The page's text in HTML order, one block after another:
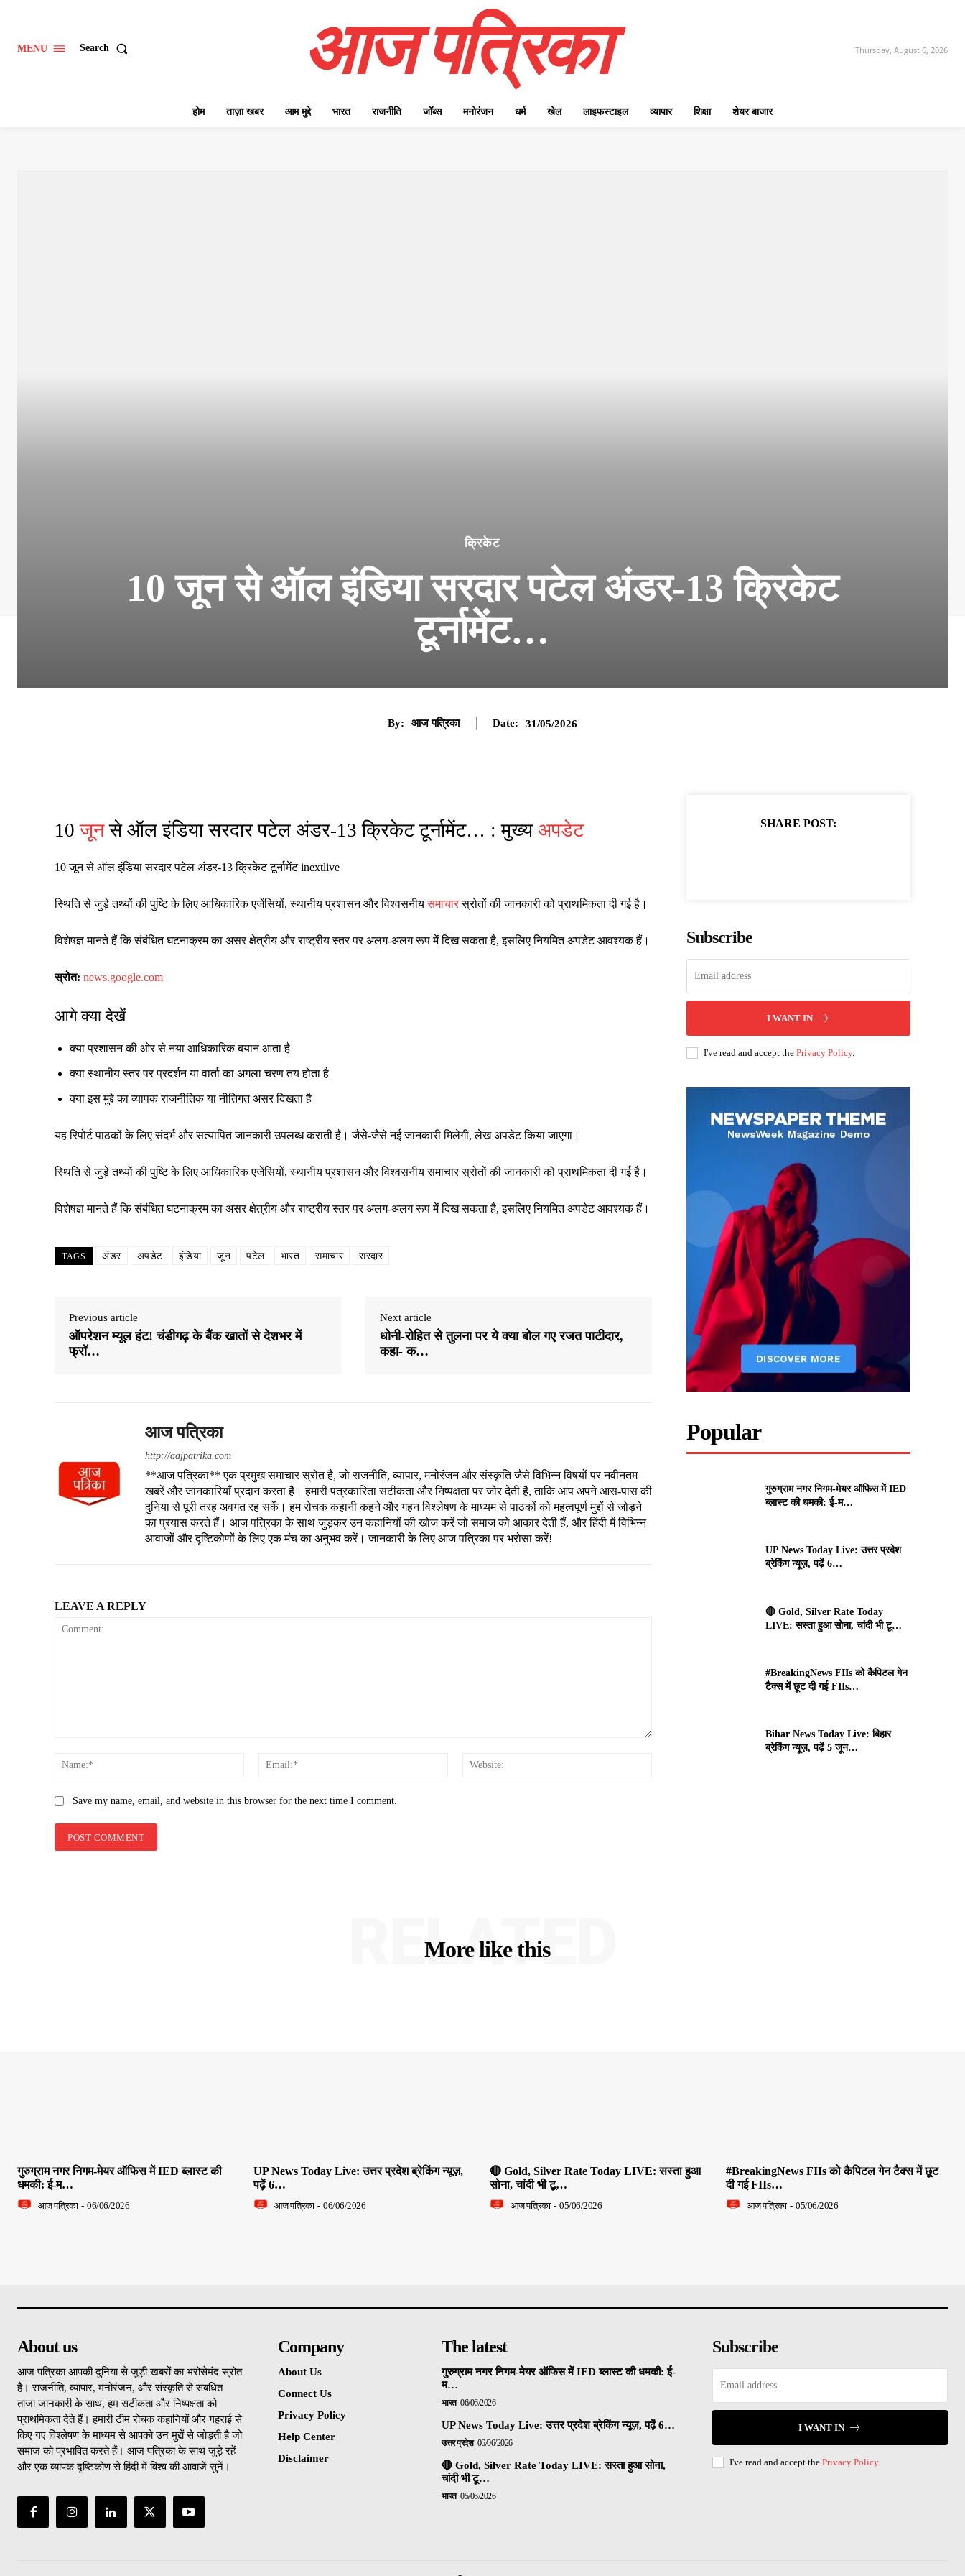
MENU Search आज पत्रिका Thursday, August 6, 2026
होम ताज़ा खबर आम मुद्दे भारत राजनीति जॉब्स मनोरंजन धर्म खेल लाइफस्टाइल व्यापार शिक्षा शेयर बाजार
क्रिकेट
10 जून से ऑल इंडिया सरदार पटेल अंडर-13 क्रिकेट
टूर्नामेंट…
By: आज पत्रिका Date: 31/05/2026
10जूनसे ऑल इंडिया सरदार पटेल अंडर-13 क्रिकेट टूर्नामेंट… : मुख्य अपडेट
10 जून से ऑल इंडिया सरदार पटेल अंडर-13 क्रिकेट टूर्नामेंट inextlive
स्थिति से जुड़े तथ्यों की पुष्टि के लिए आधिकारिक एजेंसियों, स्थानीय प्रशासन और विश्वसनीयसमाचारस्रोतों की जानकारी को प्राथमिकता दी गई है।
विशेषज्ञ मानते हैं कि संबंधित घटनाक्रम का असर क्षेत्रीय और राष्ट्रीय स्तर पर अलग-अलग रूप में दिख सकता है, इसलिए नियमित अपडेट आवश्यक हैं।
स्रोत: news.google.com
आगे क्या देखें
क्या प्रशासन की ओर से नया आधिकारिक बयान आता है
क्या स्थानीय स्तर पर प्रदर्शन या वार्ता का अगला चरण तय होता है
क्या इस मुद्दे का व्यापक राजनीतिक या नीतिगत असर दिखता है
यह रिपोर्ट पाठकों के लिए संदर्भ और सत्यापित जानकारी उपलब्ध कराती है। जैसे-जैसे नई जानकारी मिलेगी, लेख अपडेट किया जाएगा।
स्थिति से जुड़े तथ्यों की पुष्टि के लिए आधिकारिक एजेंसियों, स्थानीय प्रशासन और विश्वसनीय समाचार स्रोतों की जानकारी को प्राथमिकता दी गई है।
विशेषज्ञ मानते हैं कि संबंधित घटनाक्रम का असर क्षेत्रीय और राष्ट्रीय स्तर पर अलग-अलग रूप में दिख सकता है, इसलिए नियमित अपडेट आवश्यक हैं।
TAGS अंडर अपडेट इंडिया जून पटेल भारत समाचार सरदार
Previous article
ऑपरेशन म्यूल हंट! चंडीगढ़ के बैंक खातों से देशभर में
फ्रॉ…
Next article
धोनी-रोहित से तुलना पर ये क्या बोल गए रजत पाटीदार,
कहा- क…
आज पत्रिका
http://aajpatrika.com
**आज पत्रिका** एक प्रमुख समाचार स्रोत है, जो राजनीति, व्यापार, मनोरंजन और संस्कृति जैसे विभिन्न विषयों पर नवीनतम
खबरें और जानकारियाँ प्रदान करता है। हमारी पत्रकारिता सटीकता और निष्पक्षता पर जोर देती है, ताकि आप अपने आस-पास की
दुनिया से पूरी तरह अवगत रह सकें। हम रोचक कहानी कहने और गहन विश्लेषण के माध्यम से पाठकों को महत्वपूर्ण मुद्दों से जोड़ने
का प्रयास करते हैं। आज पत्रिका के साथ जुड़कर उन कहानियों की खोज करें जो समाज को आकार देती हैं, और हिंदी में विभिन्न
आवाजों और दृष्टिकोणों के लिए एक मंच का अनुभव करें। जानकारी के लिए आज पत्रिका पर भरोसा करें!
LEAVE A REPLY
Name:*
Email:*
Save my name, email, and website in this browser for the next time I comment.
SHARE POST:
Subscribe
I WANT IN
I've read and accept thePrivacy Policy.
Popular
गुरुग्राम नगर निगम-मेयर ऑफिस में IED
ब्लास्ट की धमकी: ई-म…
UP News Today Live: उत्तर प्रदेश
ब्रेकिंग न्यूज़, पढ़ें 6…
🔴 Gold, Silver Rate Today
LIVE: सस्ता हुआ सोना, चांदी भी टू…
#BreakingNews FIIs को कैपिटल गेन
टैक्स में छूट दी गई FIIs…
Bihar News Today Live: बिहार
ब्रेकिंग न्यूज़, पढ़ें 5 जून…
More like this
RELATED
गुरुग्राम नगर निगम-मेयर ऑफिस में IED ब्लास्ट की
धमकी: ई-म…
आज पत्रिका - 06/06/2026
UP News Today Live: उत्तर प्रदेश ब्रेकिंग न्यूज़,
पढ़ें 6…
आज पत्रिका - 06/06/2026
🔴 Gold, Silver Rate Today LIVE: सस्ता हुआ
सोना, चांदी भी टू…
आज पत्रिका - 05/06/2026
#BreakingNews FIIs को कैपिटल गेन टैक्स में छूट
दी गई FIIs…
आज पत्रिका - 05/06/2026
About us
आज पत्रिका आपकी दुनिया से जुड़ी खबरों का भरोसेमंद स्रोत
है। राजनीति, व्यापार, मनोरंजन, और संस्कृति से संबंधित
ताजा जानकारी के साथ, हम सटीकता और निष्पक्षता को
प्राथमिकता देते हैं। हमारी टीम रोचक कहानियों और गहराई से
किए गए विश्लेषण के माध्यम से आपको उन मुद्दों से जोड़ती है जो
समाज को प्रभावित करते हैं। आज पत्रिका के साथ जुड़े रहें
और एक व्यापक दृष्टिकोण से हिंदी में विश्व की आवाजें सुनें।
Company
About Us
Connect Us
Privacy Policy
Help Center
Disclaimer
The latest
गुरुग्राम नगर निगम-मेयर ऑफिस में IED ब्लास्ट की धमकी: ई-
म…
भारत 06/06/2026
UP News Today Live: उत्तर प्रदेश ब्रेकिंग न्यूज़, पढ़ें 6…
उत्तर प्रदेश 06/06/2026
🔴 Gold, Silver Rate Today LIVE: सस्ता हुआ सोना,
चांदी भी टू…
भारत 05/06/2026
Subscribe
I WANT IN
I've read and accept the Privacy Policy.